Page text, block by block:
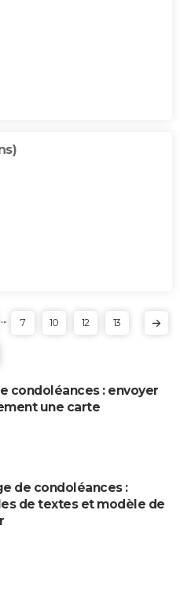
... 7 10 12 13
condoléances : envoyer
une carte
de condoléances :
de textes et modèle de